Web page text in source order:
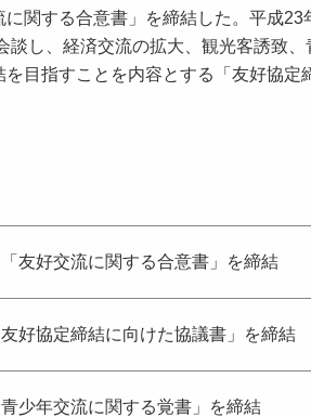
関する合意書」を締結した。平成23
し、経済交流の拡大、観光客誘致、
目指すことを内容とする「友好協定
友好交流に関する合意書」を締結
好協定締結に向けた協議書」を締結
少年交流に関する覚書」を締結